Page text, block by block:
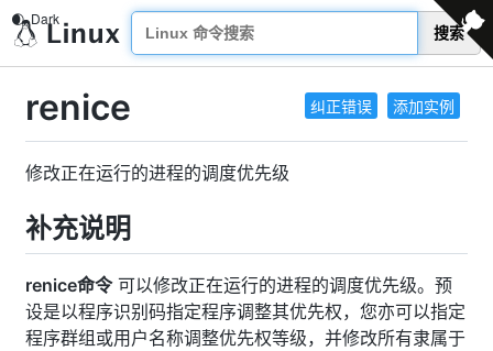
搜索
纠正错误 添加实例
renice
修改正在运行的进程的调度优先级
补充说明
renice命令可以修改正在运行的进程的调度优先级。预
设是以程序识别码指定程序调整其优先权，您亦可以指定
程序群组或用户名称调整优先权等级，并修改所有隶属于